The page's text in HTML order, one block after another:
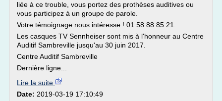
liée à ce trouble, vous portez des prothèses auditives ou
vous participez à un groupe de parole.
Votre témoignage nous intéresse ! 01 58 88 85 21.
Les casques TV Sennheiser sont mis à l'honneur au Centre
Auditif Sambreville jusqu'au 30 juin 2017.
Centre Auditif Sambreville
Dernière ligne...
Lire la suite
Date: 2019-03-19 17:10:49